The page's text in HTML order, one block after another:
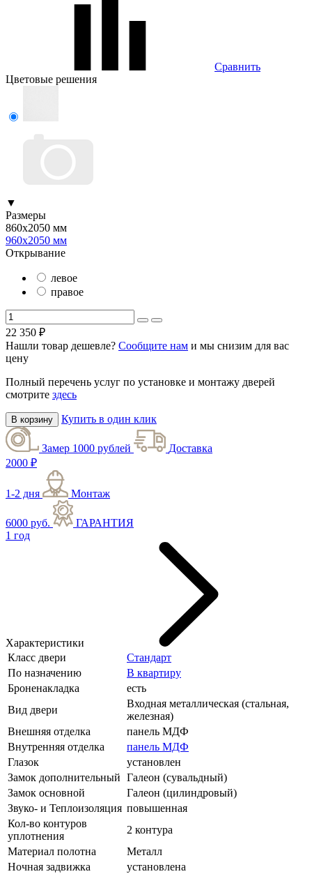
Сравнить
Цветовые решения
▼
Размеры
860х2050 мм
960х2050 мм
Открывание
левое
правое
22 350 ₽
Нашли товар дешевле? Сообщите нам и мы снизим для вас
цену
Полный перечень услуг по установке и монтажу дверей
смотрите здесь
В корзину Купить в один клик
Замер 1000 рублей
Доставка
2000 ₽
1-2 дня Монтаж
6000 руб.
ГАРАНТИЯ
1 год
Характеристики
Класс двери
Стандарт
По назначению
В квартиру
Броненакладка
есть
Вид двери
Входная металлическая (стальная,
железная)
Внешняя отделка
панель МДФ
Внутренняя отделка
панель МДФ
Глазок
установлен
Замок дополнительный Галеон (сувальдный)
Замок основной
Галеон (цилиндровый)
Звуко- и Теплоизоляция повышенная
Кол-во контуров
уплотнения
2 контура
Материал полотна
Металл
Ночная задвижка
установлена